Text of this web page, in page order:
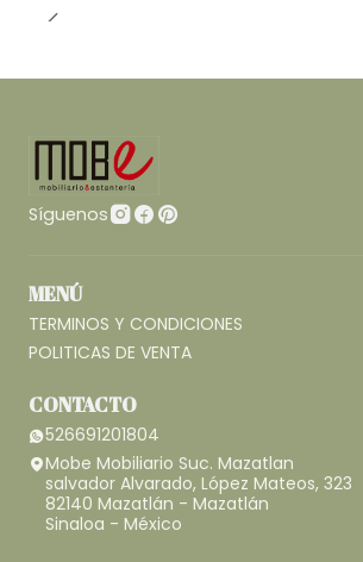
Síguenos
MENÚ
TERMINOS Y CONDICIONES
POLITICAS DE VENTA
CONTACTO
526691201804
Mobe Mobiliario Suc. Mazatlan
salvador Alvarado, López Mateos, 323
82140 Mazatlán - Mazatlán
Sinaloa - México